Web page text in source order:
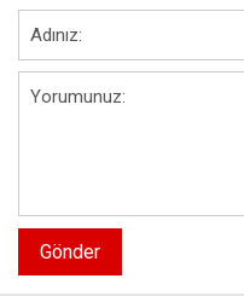
Gönder